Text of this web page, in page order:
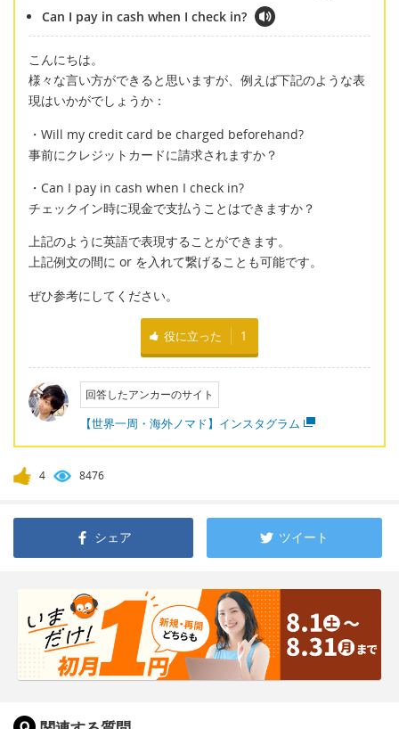
Can I pay in cash when I check in?
こんにちは。
様々な言い方ができると思いますが、例えば下記のような表
現はいかがでしょうか：
・Will my credit card be charged beforehand?
事前にクレジットカードに請求されますか？
・Can I pay in cash when I check in?
チェックイン時に現金で支払うことはできますか？
上記のように英語で表現することができます。
上記例文の間に or を入れて繋げることも可能です。
ぜひ参考にしてください。
役に立った 1
回答したアンカーのサイト
【世界一周・海外ノマド】インスタグラム
4 8476
シェア ツイート